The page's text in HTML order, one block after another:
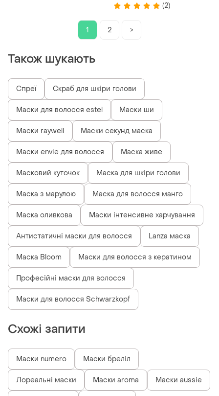
(2)
1 2 >
Також шукають
Спреї Скраб для шкіри голови
Маски для волосся estel Маски ши
Маски raywell Маски секунд маска
Маски envie для волосся Маска живе
Масковий куточок Маска для шкіри голови
Маска з марулою Маска для волосся манго
Маска оливкова Маски інтенсивне харчування
Антистатичні маски для волосся Lanza маска
Маска Bloom Маски для волосся з кератином
Професійні маски для волосся
Маски для волосся Schwarzkopf
Схожі запити
Маски numero Маски бреліл
Лореальні маски Маски aroma Маски aussie